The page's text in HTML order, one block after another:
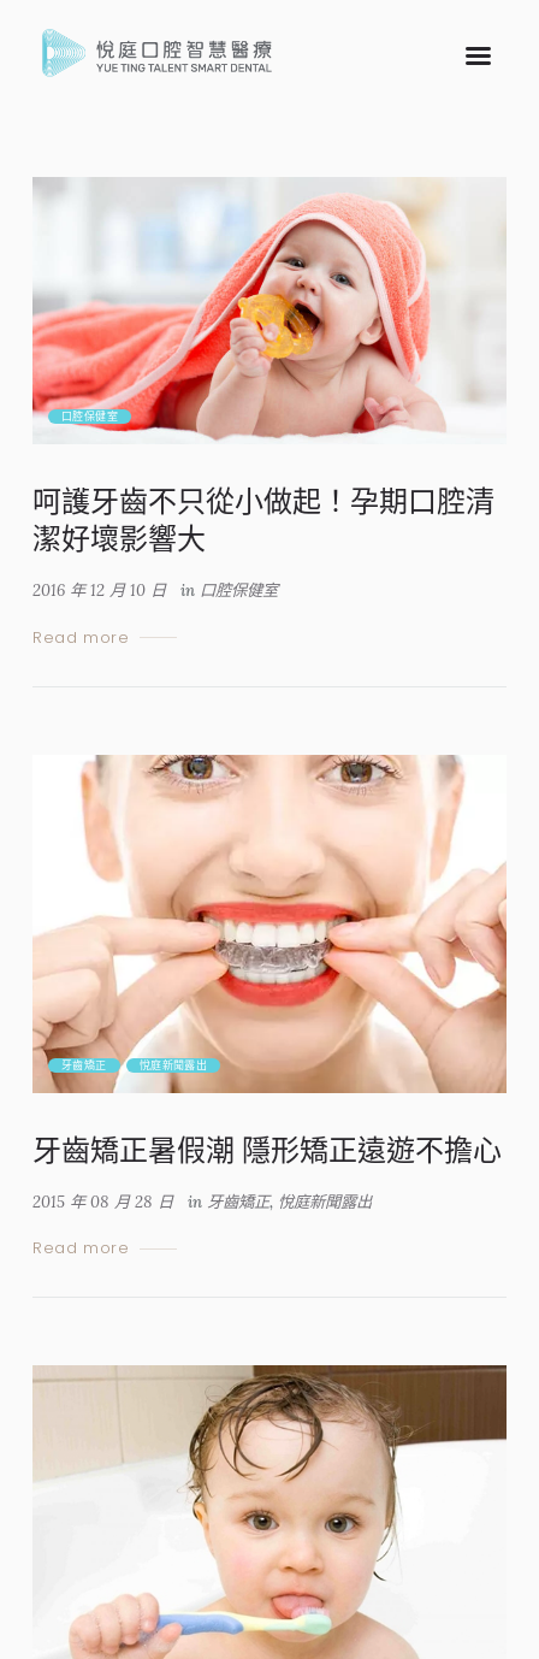
口腔保健室
呵護牙齒不只從小做起！孕期口腔清
潔好壞影響大
2016 年 12 月 10 日 in 口腔保健室
Read more
牙齒矯正 悅庭新聞露出
牙齒矯正暑假潮 隱形矯正遠遊不擔心
2015 年 08 月 28 日 in 牙齒矯正, 悅庭新聞露出
Read more